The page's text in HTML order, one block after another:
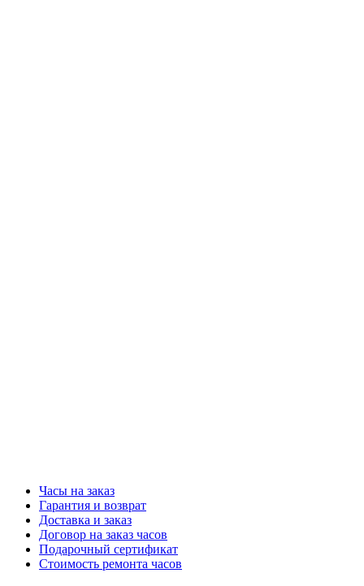
Часы на заказ
Гарантия и возврат
Доставка и заказ
Договор на заказ часов
Подарочный сертификат
Стоимость ремонта часов